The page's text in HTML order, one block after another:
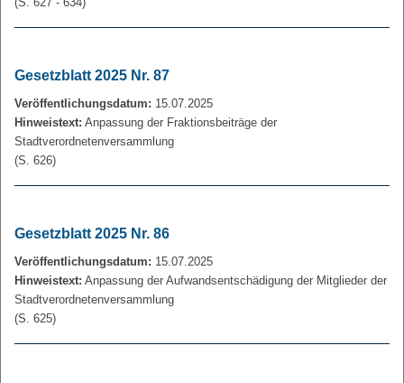
Gesetzblatt 2025 Nr. 87
Veröffentlichungsdatum: 15.07.2025
Hinweistext: Anpassung der Fraktionsbeiträge der
Stadtverordnetenversammlung
(S. 626)
Gesetzblatt 2025 Nr. 86
Veröffentlichungsdatum: 15.07.2025
Hinweistext: Anpassung der Aufwandsentschädigung der Mitglieder der
Stadtverordnetenversammlung
(S. 625)